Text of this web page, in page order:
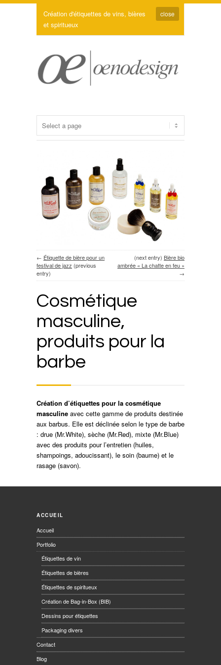
Création d'étiquettes de vins, bières
et spiritueux
close
← Étiquette de bière pour un
festival de jazz (previous
entry)
(next entry) Bière bio
ambrée « La chatte en feu »
→
Cosmétique
masculine,
produits pour la
barbe
Création d’étiquettes pour la cosmétique
masculine avec cette gamme de produits destinée
aux barbus. Elle est déclinée selon le type de barbe
: drue (Mr.White), sèche (Mr.Red), mixte (Mr.Blue)
avec des produits pour l’entretien (huiles,
shampoings, adoucissant), le soin (baume) et le
rasage (savon).
ACCUEIL
Accueil
Portfolio
Étiquettes de vin
Étiquettes de bières
Étiquettes de spiritueux
Création de Bag-in-Box (BIB)
Dessins pour étiquettes
Packaging divers
Contact
Blog